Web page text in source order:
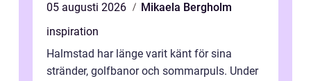
05 augusti 2026
Mikaela Bergholm
inspiration
Halmstad har länge varit känt för sina
stränder, golfbanor och sommarpuls. Under